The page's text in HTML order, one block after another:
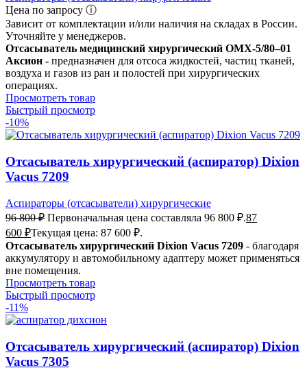
Цена по запросу ⓘ
Зависит от комплектации и/или наличия на складах в России.
Уточняйте у менеджеров.
Отсасыватель медицинский хирургический ОМХ-5/80–01
Аксион - предназначен для отсоса жидкостей, частиц тканей,
воздуха и газов из ран и полостей при хирургических
операциях.
Просмотреть товар
Быстрый просмотр
-10%
Отсасыватель хирургический (аспиратор) Dixion
Vacus 7209
Аспираторы (отсасыватели) хирургические
96 800₽ Первоначальная цена составляла 96 800 ₽.87
600 ₽Текущая цена: 87 600 ₽.
Отсасыватель хирургический Dixion Vacus 7209 - благодаря
аккумулятору и автомобильному адаптеру может применяться
вне помещения.
Просмотреть товар
Быстрый просмотр
-11%
Отсасыватель хирургический (аспиратор) Dixion
Vacus 7305